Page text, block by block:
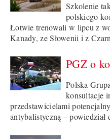
Szkolenie
polskiego
Łotwie trenowali w lipcu z
Kanady, ze Słowenii i z
PGZ o
Polska
konsultacje
przedstawicielami
antybalistyczną – powiedział